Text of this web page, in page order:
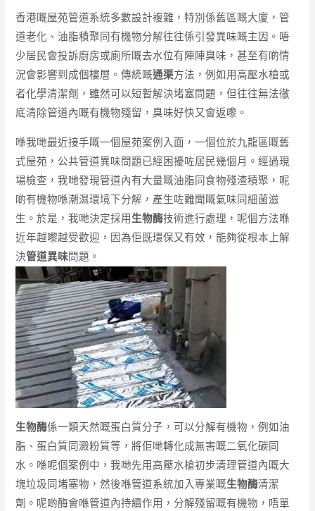
香港嘅屋苑管道系統多數設計複雜，特別係舊區嘅大廈，管
道老化、油脂積聚同有機物分解往往係引發異味嘅主因。唔
少居民會投訴廚房或廁所嘅去水位有陣陣臭味，甚至有啲情
況會影響到成個樓層。傳統嘅通渠方法，例如用高壓水槍或
者化學清潔劑，雖然可以短暫解決堵塞問題，但往往無法徹
底清除管道內嘅有機物殘留，臭味好快又會返嚟。
喺我哋最近接手嘅一個屋苑案例入面，一個位於九龍區嘅舊
式屋苑，公共管道異味問題已經困擾咗居民幾個月。經過現
場檢查，我哋發現管道內有大量嘅油脂同食物殘渣積聚，呢
啲有機物喺潮濕環境下分解，產生咗難聞嘅氣味同細菌滋
生。於是，我哋決定採用 生物酶技術進行處理，呢個方法喺
近年越嚟越受歡迎，因為佢既環保又有效，能夠從根本上解
決管道異味問題。
生物酶係一類天然嘅蛋白質分子，可以分解有機物，例如油
脂、蛋白質同澱粉質等，將佢哋轉化成無害嘅二氧化碳同
水。喺呢個案例中，我哋先用高壓水槍初步清理管道內嘅大
塊垃圾同堵塞物，然後喺管道系統加入專業嘅生物酶清潔
劑。呢啲酶會喺管道內持續作用，分解殘留嘅有機物，唔單